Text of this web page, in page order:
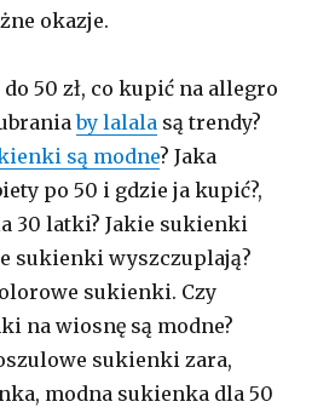
okazje.
do 50 zł, co kupić na allegro
by lalala są trendy?
są modne? Jaka
po 50 i gdzie ja kupić?,
30 latki? Jakie sukienki
sukienki wyszczuplają?
sukienki. Czy
na wiosnę są modne?
sukienki zara,
modna sukienka dla 50